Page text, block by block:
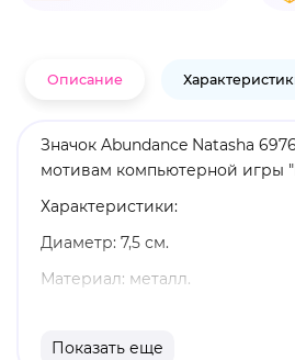
Описание
Значок Abundance Natasha
мотивам компьютерной игры
Характеристики:
Диаметр: 7,5 см.
Материал: металл.
продукт.
Показать еще